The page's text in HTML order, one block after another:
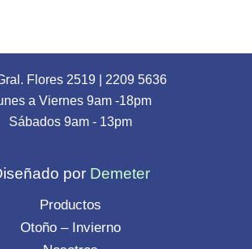
Flores 2519| 2209 5636
a Viernes 9am -18pm
Sábados 9am - 13pm
por Demeter
Productos
Otoño – Invierno